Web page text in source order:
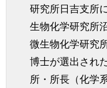
研究所日吉支所
生物化学研究所
微生物化学研究
博士が選出され
所・所長（化学